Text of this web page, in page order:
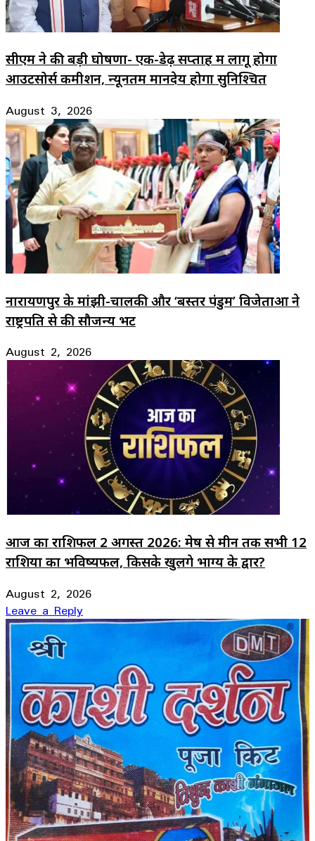
सीएम ने की बड़ी घोषणा- एक-डेढ़ सप्ताह में लागू होगा
आउटसोर्स कमीशन, न्यूनतम मानदेय होगा सुनिश्चित
August 3, 2026
नारायणपुर के मांझी-चालकी और ‘बस्तर पंडुम’ विजेताओं ने
राष्ट्रपति से की सौजन्य भेंट
August 2, 2026
आज का राशिफल 2 अगस्त 2026: मेष से मीन तक सभी 12
राशियों का भविष्यफल, किसके खुलेंगे भाग्य के द्वार?
August 2, 2026
Leave a Reply